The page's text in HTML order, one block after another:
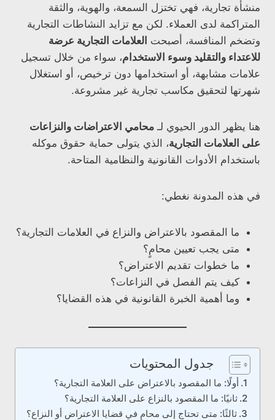
منشأة تجارية، فهي تختزل السمعة، والهوية، والثقة
المتراكمة لدى العملاء. لكن مع تزايد النشاطات التجارية
وتضخم المنافسة، أصبحت العلامات التجارية عرضة
للاعتداء والتقليد وسوء الاستخدام، سواء من خلال تسجيل
علامات مشابهة، أو استخدامها دون ترخيص، أو استغلال
شهرتها لتحقيق مكاسب تجارية غير مشروعة.
هنا يظهر الدور الحيوي لـ محامي الاعتراضات والنزاعات
على العلامات التجارية، الذي يتولى حماية حقوق موكله
باستخدام الأدوات القانونية والنظامية المتاحة.
في هذه المدونة نغطي:
ما المقصود بالاعتراض والنزاع في العلامات التجارية؟
متى يجب تعيين محامٍ؟
ما خطوات تقديم الاعتراض؟
كيف يتم الفصل في النزاعات؟
وما أهمية الخبرة القانونية في هذه القضايا؟
جدول المحتويات
أولًا: ما المقصود بالاعتراض على العلامة التجارية؟
ثانيًا: ما المقصود بالنزاع على العلامة التجارية؟
ثالثًا: متى تحتاج إلى محامٍ في قضايا الاعتراض أو النزاع؟